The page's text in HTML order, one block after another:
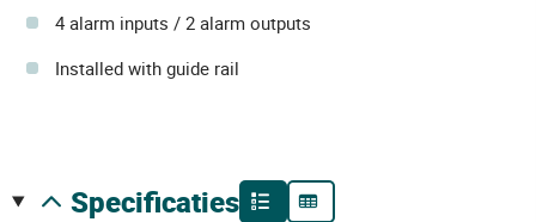
4 alarm inputs / 2 alarm outputs
Installed with guide rail
specificaties